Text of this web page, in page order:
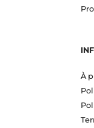
À